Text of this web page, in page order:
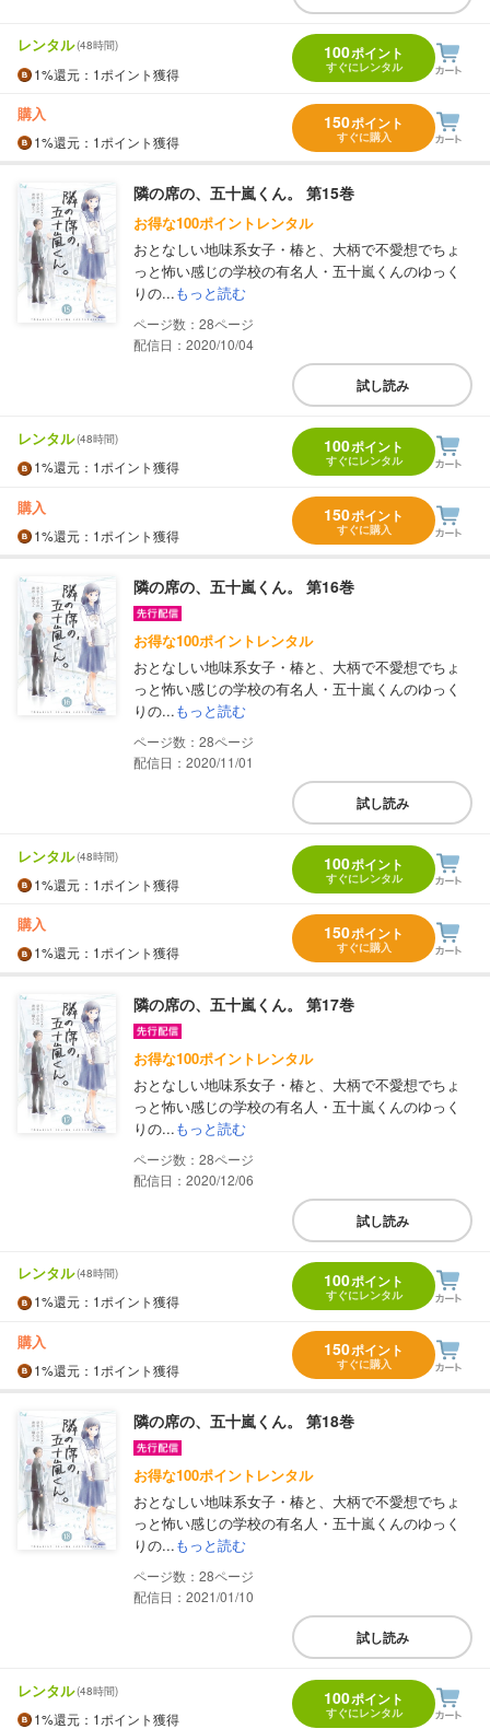
レンタル(48時間)
1%還元 ：1ポイント獲得
100ポイント
すぐにレンタル
購入
1%還元 ：1ポイント獲得
150ポイント
すぐに購入
隣の席の、五十嵐くん。 第15巻
お得な100ポイントレンタル
おとなしい地味系女子・椿と、大柄で不愛想でちょ
っと怖い感じの学校の有名人・五十嵐くんのゆっく
りの...もっと読む
28
配信日：2020/10/04
試し読み
レンタル(48時間)
1%還元 ：1ポイント獲得
100ポイント
すぐにレンタル
購入
1%還元 ：1ポイント獲得
150ポイント
すぐに購入
隣の席の、五十嵐くん。 第16巻
お得な100ポイントレンタル
おとなしい地味系女子・椿と、大柄で不愛想でちょ
っと怖い感じの学校の有名人・五十嵐くんのゆっく
りの...もっと読む
28
配信日：2020/11/01
試し読み
レンタル(48時間)
1%還元 ：1ポイント獲得
100ポイント
すぐにレンタル
購入
1%還元 ：1ポイント獲得
150ポイント
すぐに購入
隣の席の、五十嵐くん。 第17巻
お得な100ポイントレンタル
おとなしい地味系女子・椿と、大柄で不愛想でちょ
っと怖い感じの学校の有名人・五十嵐くんのゆっく
りの...もっと読む
28
配信日：2020/12/06
試し読み
レンタル(48時間)
1%還元 ：1ポイント獲得
100ポイント
すぐにレンタル
購入
1%還元 ：1ポイント獲得
150ポイント
すぐに購入
隣の席の、五十嵐くん。 第18巻
お得な100ポイントレンタル
おとなしい地味系女子・椿と、大柄で不愛想でちょ
っと怖い感じの学校の有名人・五十嵐くんのゆっく
りの...もっと読む
28
配信日：2021/01/10
試し読み
レンタル(48時間)
1%還元 ：1ポイント獲得
100ポイント
すぐにレンタル